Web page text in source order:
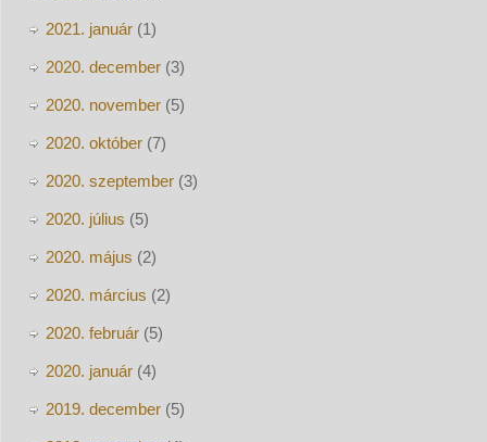
2021. január(1)
2020. december(3)
2020. november(5)
2020. október(7)
2020. szeptember(3)
2020. július (5)
2020. május (2)
2020. március (2)
2020. február(5)
2020. január(4)
2019. december(5)